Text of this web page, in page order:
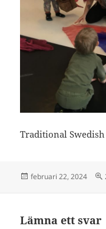
Traditional
Postat
februari 22, 2024
Lämna ett svar